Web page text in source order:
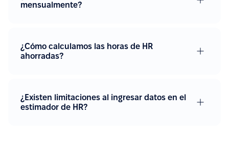
mensualmente?
¿Cómo calculamos las horas de HR
ahorradas?
¿Existen limitaciones al ingresar datos en el
estimador de HR?